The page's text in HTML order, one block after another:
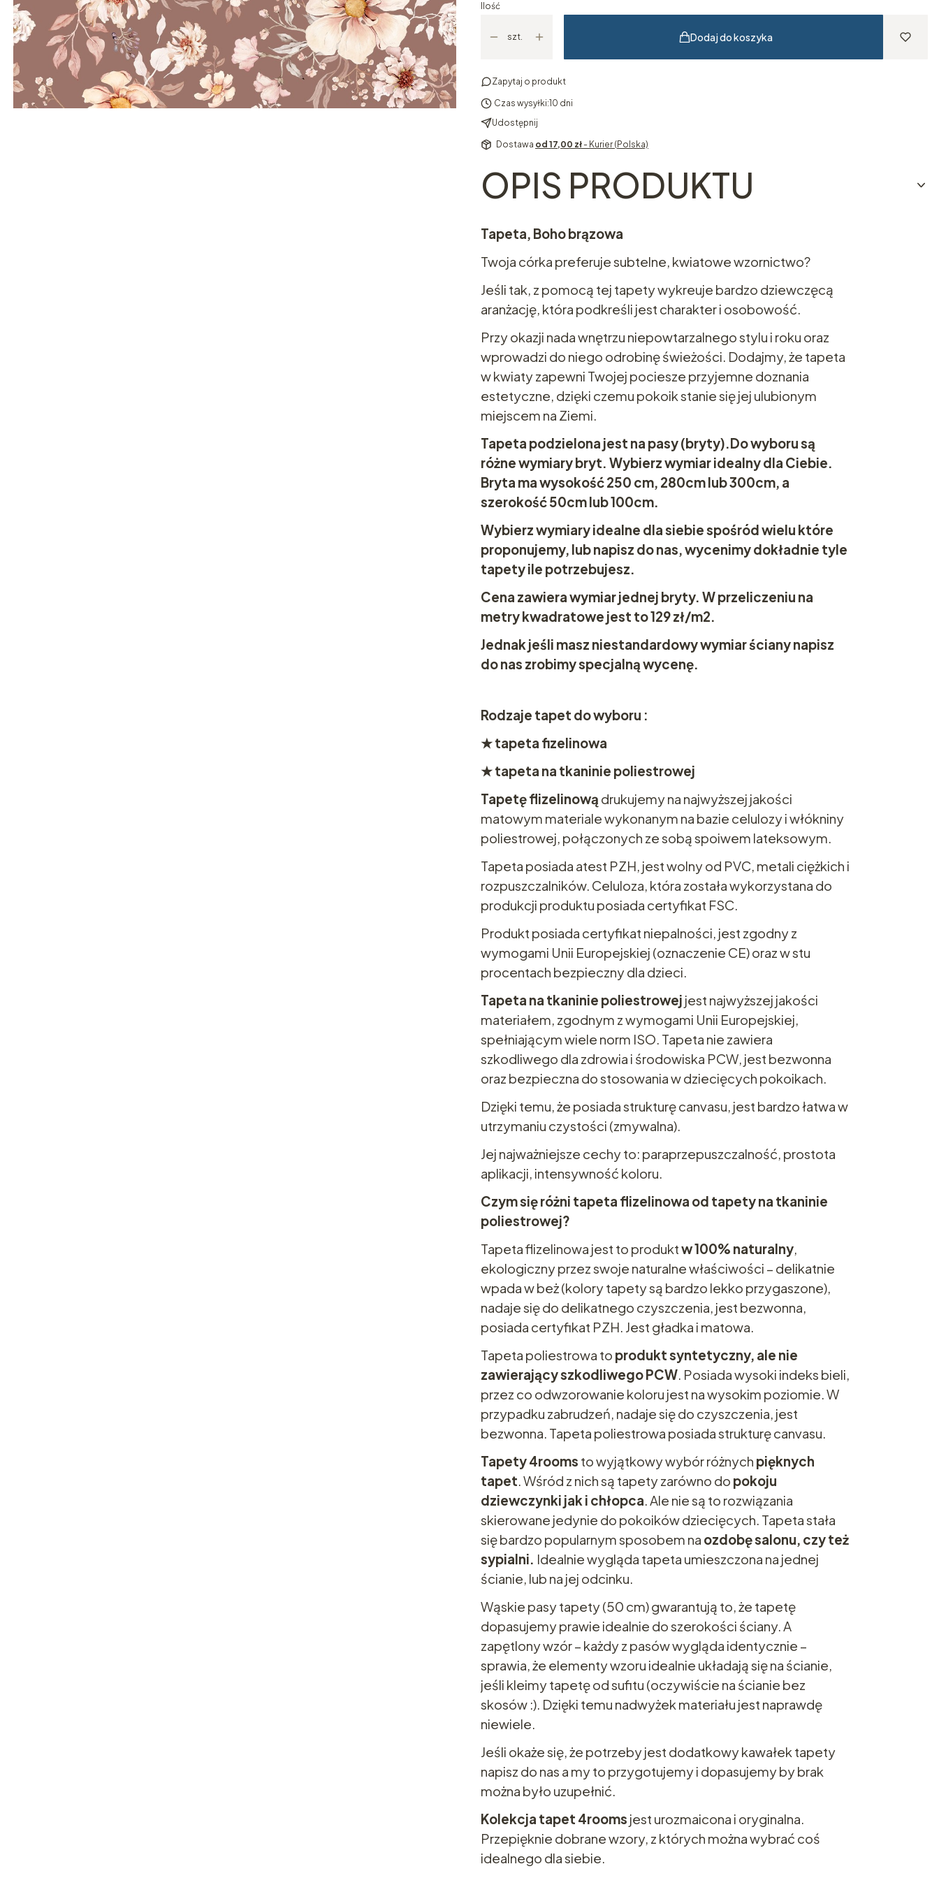
Ilość
szt. Dodaj do koszyka
Zapytaj o produkt
Czas wysyłki:10 dni
Udostępnij
Dostawa od 17,00 zł - Kurier (Polska)
OPIS PRODUKTU
Tapeta, Boho brązowa
Twoja córka preferuje subtelne, kwiatowe wzornictwo?
Jeśli tak, z pomocą tej tapety wykreuje bardzo dziewczęcą
aranżację, która podkreśli jest charakter i osobowość.
Przy okazji nada wnętrzu niepowtarzalnego stylu i roku oraz
wprowadzi do niego odrobinę świeżości. Dodajmy, że tapeta
w kwiaty zapewni Twojej pociesze przyjemne doznania
estetyczne, dzięki czemu pokoik stanie się jej ulubionym
miejscem na Ziemi.
Tapeta podzielona jest na pasy (bryty).Do wyboru są
różne wymiary bryt. Wybierz wymiar idealny dla Ciebie.
Bryta ma wysokość 250 cm, 280cm lub 300cm, a
szerokość 50cm lub 100cm.
Wybierz wymiary idealne dla siebie spośród wielu które
proponujemy, lub napisz do nas, wycenimy dokładnie tyle
tapety ile potrzebujesz.
Cena zawiera wymiar jednej bryty. W przeliczeniu na
metry kwadratowe jest to 129 zł/m2.
Jednak jeśli masz niestandardowy wymiar ściany napisz
do nas zrobimy specjalną wycenę.
Rodzaje tapet do wyboru :
★ tapeta fizelinowa
★ tapeta na tkaninie poliestrowej
Tapetę flizelinową drukujemy na najwyższej jakości
matowym materiale wykonanym na bazie celulozy i włókniny
poliestrowej, połączonych ze sobą spoiwem lateksowym.
Tapeta posiada atest PZH, jest wolny od PVC, metali ciężkich i
rozpuszczalników. Celuloza, która została wykorzystana do
produkcji produktu posiada certyfikat FSC.
Produkt posiada certyfikat niepalności, jest zgodny z
wymogami Unii Europejskiej (oznaczenie CE) oraz w stu
procentach bezpieczny dla dzieci.
Tapeta na tkaninie poliestrowej jest najwyższej jakości
materiałem, zgodnym z wymogami Unii Europejskiej,
spełniającym wiele norm ISO. Tapeta nie zawiera
szkodliwego dla zdrowia i środowiska PCW, jest bezwonna
oraz bezpieczna do stosowania w dziecięcych pokoikach.
Dzięki temu, że posiada strukturę canvasu, jest bardzo łatwa w
utrzymaniu czystości (zmywalna).
Jej najważniejsze cechy to: paraprzepuszczalność, prostota
aplikacji, intensywność koloru.
Czym się różni tapeta flizelinowa od tapety na tkaninie
poliestrowej?
Tapeta flizelinowa jest to produktw 100% naturalny,
ekologiczny przez swoje naturalne właściwości – delikatnie
wpada w beż (kolory tapety są bardzo lekko przygaszone),
nadaje się do delikatnego czyszczenia, jest bezwonna,
posiada certyfikat PZH. Jest gładka i matowa.
Tapeta poliestrowa to produkt syntetyczny, ale nie
zawierający szkodliwego PCW. Posiada wysoki indeks bieli,
przez co odwzorowanie koloru jest na wysokim poziomie. W
przypadku zabrudzeń, nadaje się do czyszczenia, jest
bezwonna. Tapeta poliestrowa posiada strukturę canvasu.
Tapety 4rooms to wyjątkowy wybór różnych pięknych
tapet. Wśród z nich są tapety zarówno do pokoju
dziewczynki jak i chłopca. Ale nie są to rozwiązania
skierowane jedynie do pokoików dziecięcych. Tapeta stała
się bardzo popularnym sposobem na ozdobę salonu, czy też
sypialni. Idealnie wygląda tapeta umieszczona na jednej
ścianie, lub na jej odcinku.
Wąskie pasy tapety (50 cm) gwarantują to, że tapetę
dopasujemy prawie idealnie do szerokości ściany. A
zapętlony wzór – każdy z pasów wygląda identycznie –
sprawia, że elementy wzoru idealnie układają się na ścianie,
jeśli kleimy tapetę od sufitu (oczywiście na ścianie bez
skosów :). Dzięki temu nadwyżek materiału jest naprawdę
niewiele.
Jeśli okaże się, że potrzeby jest dodatkowy kawałek tapety
napisz do nas a my to przygotujemy i dopasujemy by brak
można było uzupełnić.
Kolekcja tapet 4rooms jest urozmaicona i oryginalna.
Przepięknie dobrane wzory, z których można wybrać coś
idealnego dla siebie.